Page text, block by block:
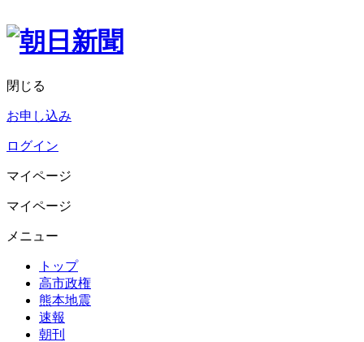
閉じる
お申し込み
ログイン
マイページ
マイページ
メニュー
トップ
高市政権
熊本地震
速報
朝刊